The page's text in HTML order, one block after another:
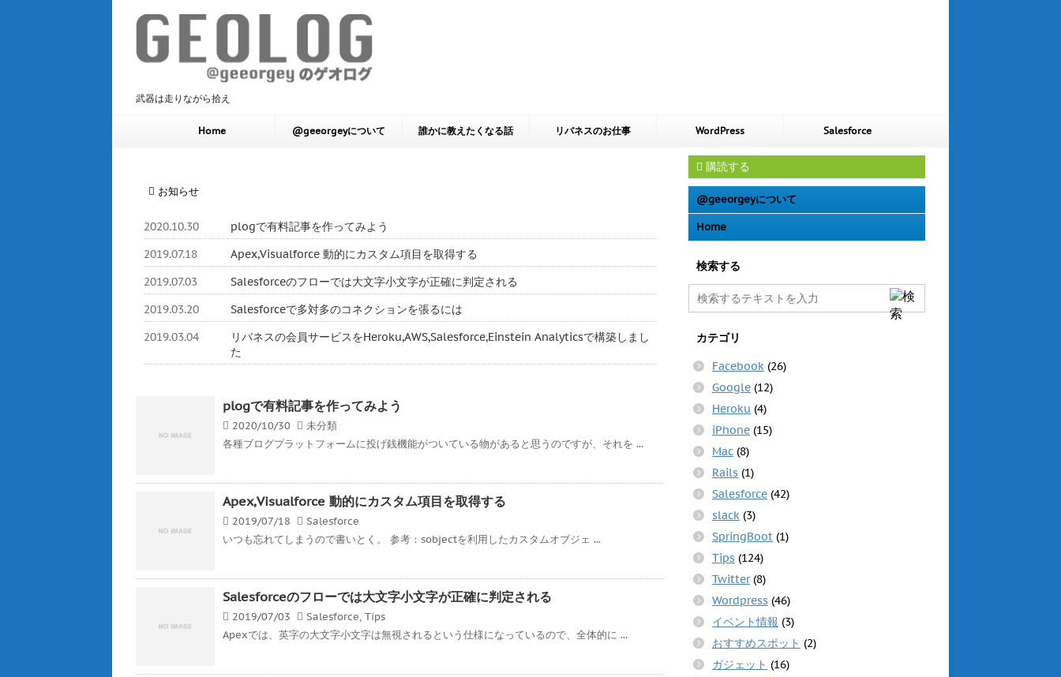
武器は走りながら拾え
Home @geeorgeyについて 誰かに教えたくなる話 リバネスのお仕事 WordPress Salesforce
お知らせ
2020.10.30
plogで有料記事を作ってみよう
2019.07.18
Apex,Visualforce 動的にカスタム項目を取得する
2019.07.03
Salesforceのフローでは大文字小文字が正確に判定される
2019.03.20
Salesforceで多対多のコネクションを張るには
2019.03.04
リバネスの会員サービスをHeroku,AWS,Salesforce,Einstein Analyticsで構築しまし
た
plogで有料記事を作ってみよう
2020/10/30
未分類
各種ブログプラットフォームに投げ銭機能がついている物があると思うのですが、それを ...
Apex,Visualforce 動的にカスタム項目を取得する
2019/07/18
Salesforce
いつも忘れてしまうので書いとく。 参考：sobjectを利用したカスタムオブジェ ...
Salesforceのフローでは大文字小文字が正確に判定される
2019/07/03 Salesforce, Tips
Apexでは、英字の大文字小文字は無視されるという仕様になっているので、全体的に ...
購読する
@geeorgeyについて
Home
検索する
カテゴリ
Facebook (26)
Google (12)
Heroku (4)
iPhone (15)
Mac (8)
Rails (1)
Salesforce (42)
slack (3)
SpringBoot (1)
Tips (124)
Twitter(8)
Wordpress (46)
イベント情報 (3)
おすすめスポット (2)
ガジェット (16)